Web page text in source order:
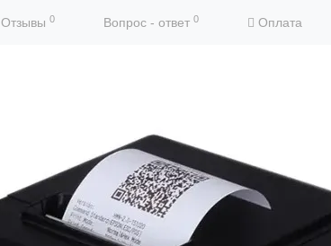
Отзывы 0 Вопрос - ответ 0 Оплата